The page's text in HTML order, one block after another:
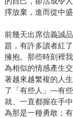
擇放棄，進而從中
前幾天出席信義誠
題，有許多讀者紅
擁抱。那些時刻裡
為相似的情感產生
著越來越繁複的人
了「有些人」—有
就、一直都握在手
為那是一種勇敢；